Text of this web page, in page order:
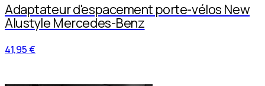
Adaptateur d'espacement porte-vélos New
Alustyle Mercedes-Benz
41,95 €